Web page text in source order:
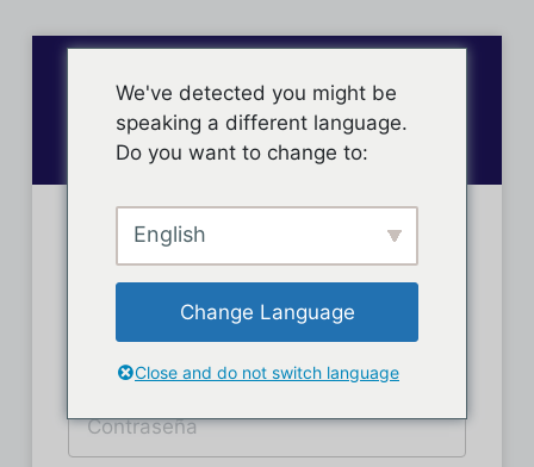
Inicio de sesión
We've detected you might be
speaking a different language.
Do you want to change to:
English
Change Language
Close and do not switch language